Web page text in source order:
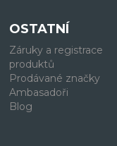
OSTATNÍ
Záruky a registrace
produktů
Prodávané značky
Ambasadoři
Blog